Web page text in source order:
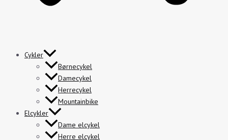
Cykler
Børnecykel
Damecykel
Herrecykel
Mountainbike
Elcykler
Dame elcykel
Herre elcykel